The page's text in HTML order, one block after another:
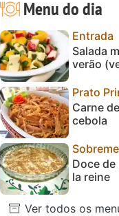
Menu do dia
Entrada
Salada
verão
Prato
Carne
cebola
Doce
la reine
Ver todos os